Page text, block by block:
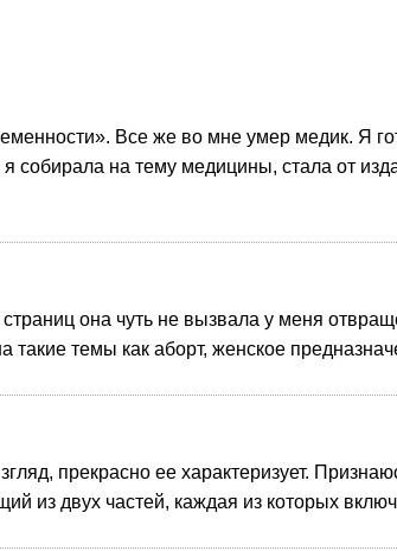
Все же во мне умер медик. Я
собирала на тему медицины, стала от
она чуть не вызвала у меня
такие темы как аборт, женское
прекрасно ее характеризует.
из двух частей, каждая из которых